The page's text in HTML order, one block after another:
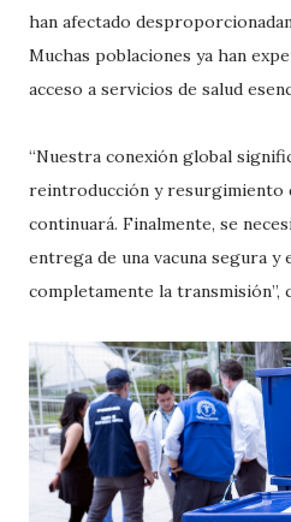
han afectado
Muchas poblaciones ya han
acceso a servicios de salud
“Nuestra conexión global
reintroducción y resurgimiento
continuará. Finalmente, se
entrega de una vacuna segura
completamente la transmisión”,